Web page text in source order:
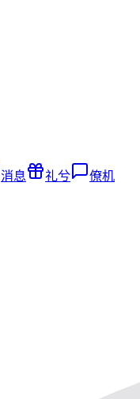
消息 礼兮 僚机